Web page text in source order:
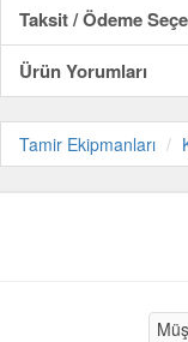
Taksit / Ödeme
Ürün Yorumları
Tamir Ekipmanları